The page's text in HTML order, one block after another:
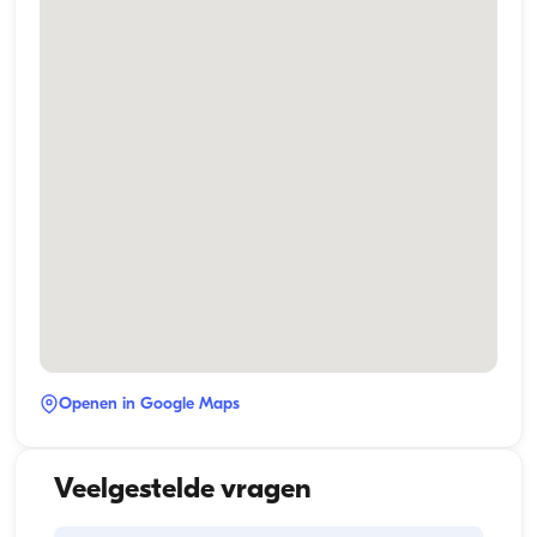
Openen in Google Maps
Veelgestelde vragen